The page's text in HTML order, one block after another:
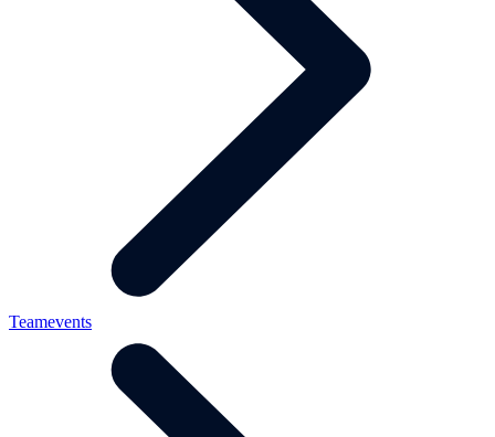
Teamevents